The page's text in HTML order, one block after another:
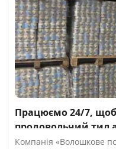
Працюємо 24/7,
продовольчий тил армії —
компанії
Компанія «Волошкове